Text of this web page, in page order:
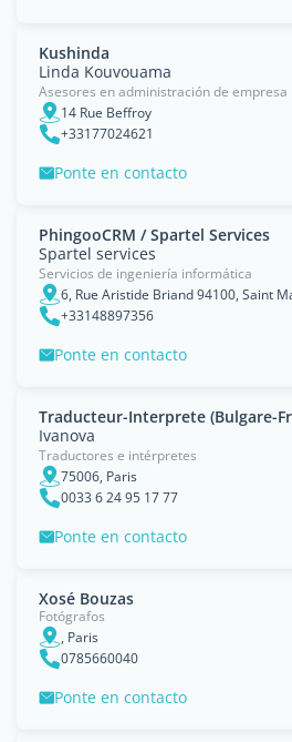
Kushinda
Linda Kouvouama
Asesores en administración de empresa
14 Rue Beffroy
+33177024621
Ponte en contacto
PhingooCRM / Spartel Services
Spartel services
Servicios de ingeniería informática
6, Rue Aristide Briand 94100, Saint
+33148897356
Ponte en contacto
Traducteur-Interprete (Bulgare-
Ivanova
Traductores e intérpretes
75006, Paris
0033 6 24 95 17 77
Ponte en contacto
Xosé Bouzas
Fotógrafos
, Paris
0785660040
Ponte en contacto